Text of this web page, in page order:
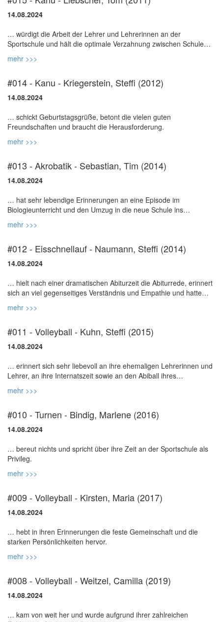
14.08.2024
… würdigt die Arbeit der Lehrer und Lehrerinnen an der
Sportschule und hält die optimale Verzahnung zwischen Schule
mehr >>>
#014 - Kanu - Kriegerstein, Steffi (2012)
14.08.2024
… schickt Geburtstagsgrüße, betont die vielen guten
mehr >>>
#013 - Akrobatik - Sebastian, Tim (2014)
14.08.2024
… hat sehr lebendige Erinnerungen an eine Episode im
Biologieunterricht und den Umzug in die neue Schule ins
mehr >>>
#012 - Eisschnellauf - Naumann, Steffi (2014)
14.08.2024
… hielt nach einer dramatischen Abiturzeit die Abiturrede, erinnert
sich an viel gegenseitiges Verständnis und Empathie und hatte
mehr >>>
#011 - Volleyball - Kuhn, Steffi (2015)
14.08.2024
… erinnert sich sehr liebevoll an ihre ehemaligen Lehrerinnen und
Lehrer, an ihre Internatszeit sowie an den Abiball ihres
mehr >>>
#010 - Turnen - Bindig, Marlene (2016)
14.08.2024
… bereut nichts und spricht über ihre Zeit an der Sportschule als
mehr >>>
#009 - Volleyball - Kirsten, Maria (2017)
14.08.2024
… hebt in ihren Erinnerungen die feste Gemeinschaft und die
mehr >>>
#008 - Volleyball - Weitzel, Camilla (2019)
14.08.2024
… kam von weit her und wurde aufgrund ihrer zahlreichen